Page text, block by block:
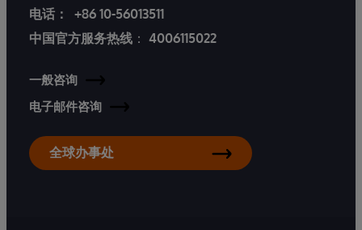
电话：
+86 10-56013511
中国官方服务热线 ： 4006115022
一般咨询
电子邮件咨询
全球办事处